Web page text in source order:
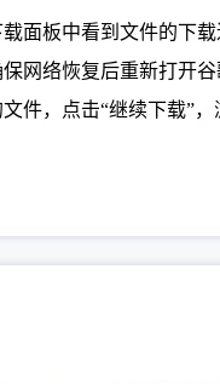
面板中看到文件的下载
网络恢复后重新打开谷
件，点击“继续下载”